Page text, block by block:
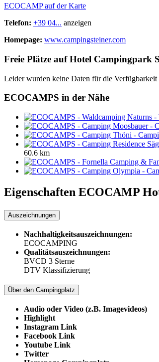
ECOCAMP auf der Karte
Telefon: +39 04... anzeigen
Homepage: www.campingsteiner.com
Freie Plätze auf Hotel Campingpark
Leider wurden keine Daten für die Verfügbarkeit
ECOCAMPS in der Nähe
60.6 km
Eigenschaften ECOCAMP
Auszeichnungen
Nachhaltigkeitsauszeichnungen:
ECOCAMPING
Qualitätsauszeichnungen:
BVCD 3 Sterne
DTV Klassifizierung
Über den Campingplatz
Audio oder Video (z.B. Imagevideos)
Highlight
Instagram Link
Facebook Link
Youtube Link
Twitter